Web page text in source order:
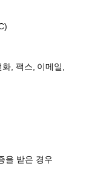
, 팩스, 이메일,
을 받은 경우